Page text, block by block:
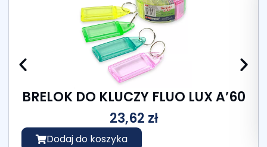
BRELOK DO KLUCZY FLUO LUX A’60
23,62 zł
Dodaj do koszyka